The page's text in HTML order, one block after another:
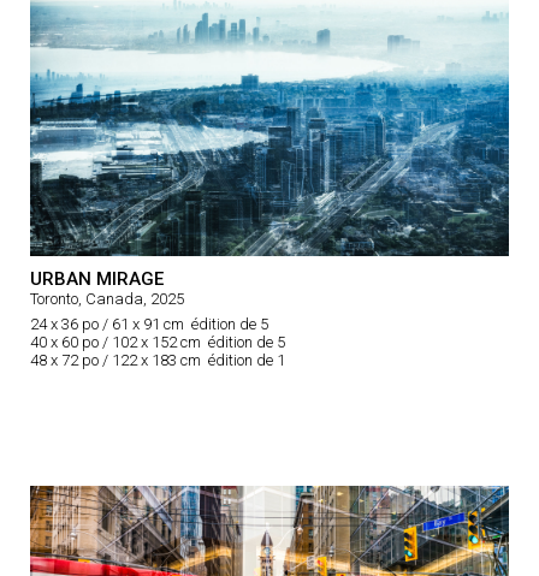
URBAN MIRAGE
Toronto, Canada, 2025
24 x 36 po / 61 x 91 cm édition de 5
40 x 60 po / 102 x 152 cm édition de 5
48 x 72 po / 122 x 183 cm édition de 1